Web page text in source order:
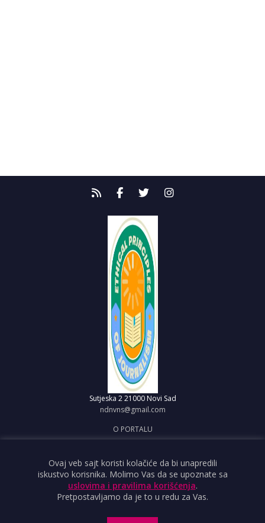
Sutjeska 2 21000 Novi Sad
ndnvns@gmail.com
O PORTALU
OBJAVI VEST
USLOVI KORIŠĆENJA
Ovaj veb sajt koristi kolačiće da bi unapredili
iskustvo korisnika. Molimo Vas da se upoznate sa
uslovima i pravilima korišćenja.
Pretpostavljamo da je to u redu za Vas.